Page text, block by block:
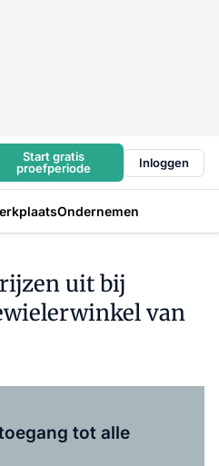
Start gratis
proefperiode
Inloggen
Ondernemen
uit bij
van
tot alle